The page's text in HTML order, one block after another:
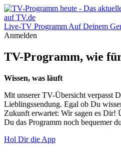
Live-TV Programm Auf Deinem
Anmelden
TV-Programm, wie
Wissen, was läuft
Mit unserer TV-Übersicht verpasst
Lieblingssendung. Egal ob Du
Zukunft erwartet: Wir sagen es Dir!
Du das Programm noch bequemer
Hol Dir die App